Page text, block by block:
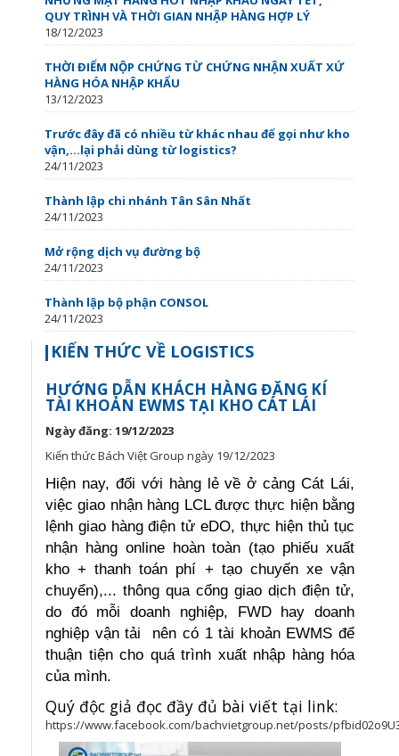
QUY TRÌNH VÀ THỜI GIAN NHẬP HÀNG HỢP LÝ
18/12/2023
THỜI ĐIỂM NỘP CHỨNG TỪ CHỨNG NHẬN XUẤT XỨ
HÀNG HÓA NHẬP KHẨU
13/12/2023
Trước đây đã có nhiều từ khác nhau để gọi như kho
vận,…lại phải dùng từ logistics?
24/11/2023
Thành lập chi nhánh Tân Sân Nhất
24/11/2023
Mở rộng dịch vụ đường bộ
24/11/2023
Thành lập bộ phận CONSOL
24/11/2023
KIẾN THỨC VỀ LOGISTICS
HƯỚNG DẪN KHÁCH HÀNG ĐĂNG KÍ
TÀI KHOẢN EWMS TẠI KHO CÁT LÁI
Ngày đăng: 19/12/2023
Kiến thức Bách Việt Group ngày 19/12/2023
Hiện nay, đối với hàng lẻ về ở cảng Cát Lái,
việc giao nhận hàng LCL được thực hiện bằng
lệnh giao hàng điện tử eDO, thực hiện thủ tục
nhận hàng online hoàn toàn (tạo phiếu xuất
kho + thanh toán phí + tạo chuyến xe vận
chuyển),... thông qua cổng giao dịch điện tử,
do đó mỗi doanh nghiệp, FWD hay doanh
nghiệp vận tải nên có 1 tài khoản EWMS để
thuận tiện cho quá trình xuất nhập hàng hóa
của mình.
Quý độc giả đọc đầy đủ bài viết tại link:
https://www.facebook.com/bachvietgroup.net/posts/